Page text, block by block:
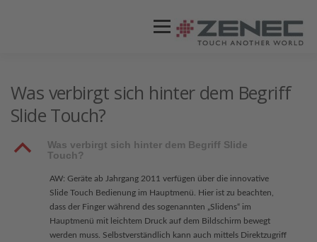
Menü
Was verbirgt sich hinter dem Begriff
Slide Touch?
B
Was verbirgt sich hinter dem Begriff Slide
Touch?
AW: Geräte ab Jahrgang 2011 verfügen über die innovative
Slide Touch Bedienung im Hauptmenü. Hier ist zu beachten,
dass der Finger während des sogenannten „Slidens“ im
Hauptmenü mit leichtem Druck auf dem Bildschirm bewegt
werden muss. Selbstverständlich kann auch mittels Direktzugriff